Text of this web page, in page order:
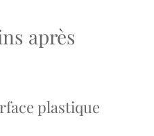
après
plastique